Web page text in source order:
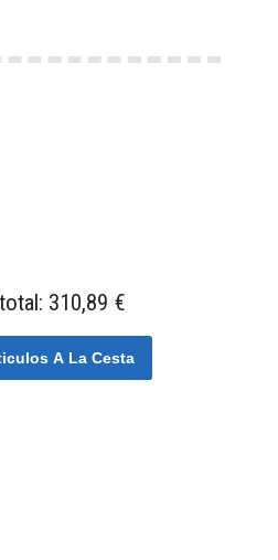
310,89 €
A La Cesta